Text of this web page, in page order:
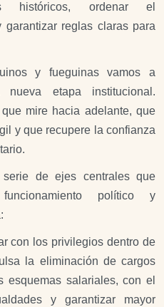
históricos, ordenar el
reglas claras para
y fueguinas vamos a
etapa institucional.
mire hacia adelante, que
y que recupere la confianza
de ejes centrales que
político y
con los privilegios dentro de
la eliminación de cargos
salariales, con el
y garantizar mayor